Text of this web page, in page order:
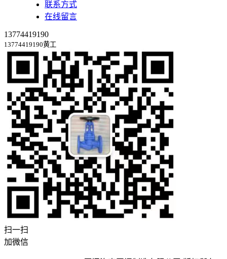
联系方式
在线留言
13774419190
13774419190黄工
扫一扫
加微信